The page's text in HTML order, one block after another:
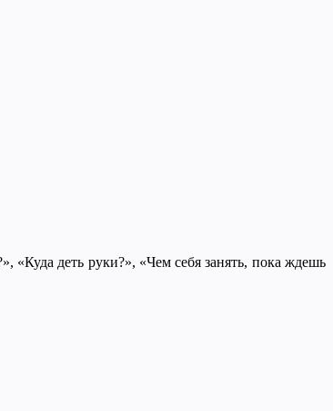
«Куда деть руки?», «Чем себя занять, пока ждешь